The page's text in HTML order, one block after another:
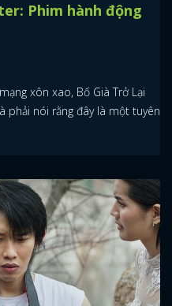
Phim hành động
xôn xao, Bố Già Trở Lại
phải nói rằng đây là một tuyên